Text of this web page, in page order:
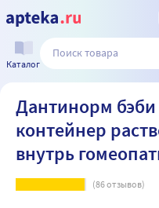
Каталог
Дантинорм
контейнер
внутрь
(86отзывов)